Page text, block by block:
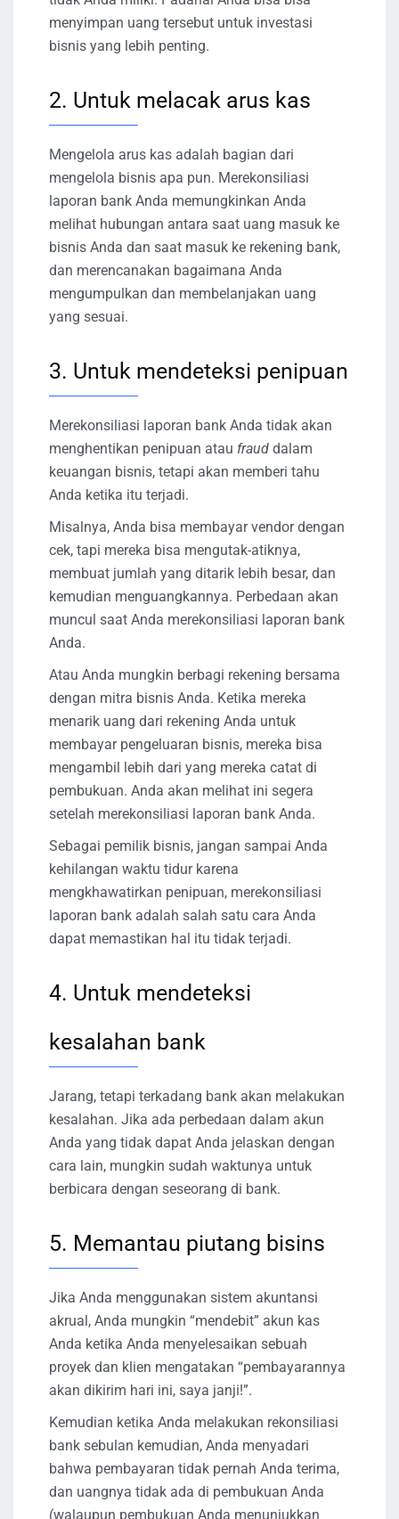
menyimpan uang tersebut untuk investasi
bisnis yang lebih penting.
2. Untuk melacak arus kas
Mengelola arus kas adalah bagian dari
mengelola bisnis apa pun. Merekonsiliasi
laporan bank Anda memungkinkan Anda
melihat hubungan antara saat uang masuk ke
bisnis Anda dan saat masuk ke rekening bank,
dan merencanakan bagaimana Anda
mengumpulkan dan membelanjakan uang
yang sesuai.
3. Untuk mendeteksi penipuan
Merekonsiliasi laporan bank Anda tidak akan
menghentikan penipuan atau fraud dalam
keuangan bisnis, tetapi akan memberi tahu
Anda ketika itu terjadi.
Misalnya, Anda bisa membayar vendor dengan
cek, tapi mereka bisa mengutak-atiknya,
membuat jumlah yang ditarik lebih besar, dan
kemudian menguangkannya. Perbedaan akan
muncul saat Anda merekonsiliasi laporan bank
Anda.
Atau Anda mungkin berbagi rekening bersama
dengan mitra bisnis Anda. Ketika mereka
menarik uang dari rekening Anda untuk
membayar pengeluaran bisnis, mereka bisa
mengambil lebih dari yang mereka catat di
pembukuan. Anda akan melihat ini segera
setelah merekonsiliasi laporan bank Anda.
Sebagai pemilik bisnis, jangan sampai Anda
kehilangan waktu tidur karena
mengkhawatirkan penipuan, merekonsiliasi
laporan bank adalah salah satu cara Anda
dapat memastikan hal itu tidak terjadi.
4. Untuk mendeteksi
kesalahan bank
Jarang, tetapi terkadang bank akan melakukan
kesalahan. Jika ada perbedaan dalam akun
Anda yang tidak dapat Anda jelaskan dengan
cara lain, mungkin sudah waktunya untuk
berbicara dengan seseorang di bank.
5. Memantau piutang bisins
Jika Anda menggunakan sistem akuntansi
akrual, Anda mungkin “mendebit” akun kas
Anda ketika Anda menyelesaikan sebuah
proyek dan klien mengatakan “pembayarannya
akan dikirim hari ini, saya janji!”.
Kemudian ketika Anda melakukan rekonsiliasi
bank sebulan kemudian, Anda menyadari
bahwa pembayaran tidak pernah Anda terima,
dan uangnya tidak ada di pembukuan Anda
(walaupun pembukuan Anda menunjukkan